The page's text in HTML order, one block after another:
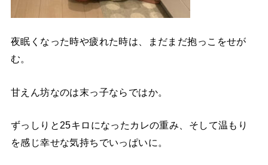
夜眠くなった時や疲れた時は、まだまだ抱っこをせが
む。
甘えん坊なのは末っ子ならではか。
ずっしりと25キロになったカレの重み、そして温もり
を感じ幸せな気持ちでいっぱいに。